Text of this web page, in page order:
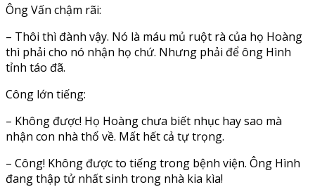
Ông Vấn chậm rãi:
– Thôi thì đành vậy. Nó là máu mủ ruột rà của họ Hoàng
thì phải cho nó nhận họ chứ. Nhưng phải để ông Hình
tỉnh táo đã.
Công lớn tiếng:
– Không được! Họ Hoàng chưa biết nhục hay sao mà
nhận con nhà thổ về. Mất hết cả tự trọng.
– Công! Không được to tiếng trong bệnh viện. Ông Hình
đang thập tử nhất sinh trong nhà kia kìa!